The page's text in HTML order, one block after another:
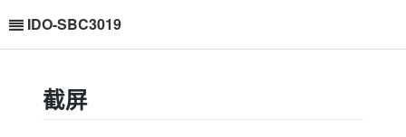
IDO-SBC3019
截屏